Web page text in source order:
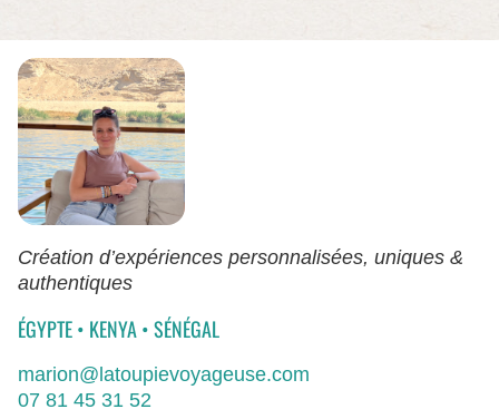
Création d’expériences personnalisées, uniques &
authentiques
ÉGYPTE• KENYA•SÉNÉGAL
marion@latoupievoyageuse.com
07 81 45 31 52